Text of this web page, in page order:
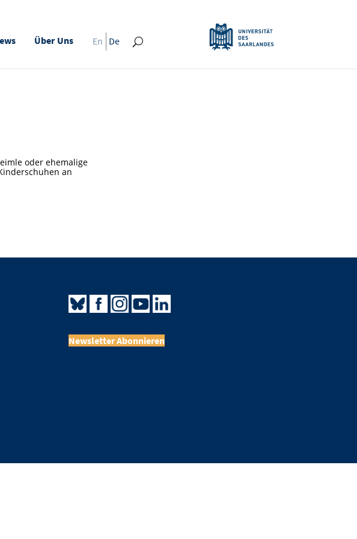
Über Uns En De
oder ehemalige
an
Newsletter Abonnieren